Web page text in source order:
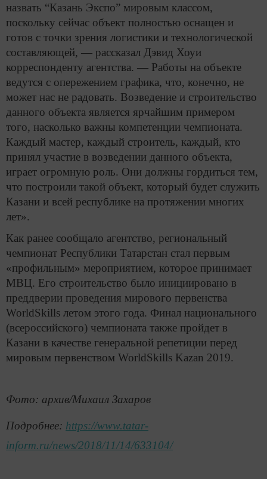
назвать “Казань Экспо” мировым классом,
поскольку сейчас объект полностью оснащен и
готов с точки зрения логистики и технологической
составляющей, — рассказал Дэвид Хоуи
корреспонденту агентства. — Работы на объекте
ведутся с опережением графика, что, конечно, не
может нас не радовать. Возведение и строительство
данного объекта является ярчайшим примером
того, насколько важны компетенции чемпионата.
Каждый мастер, каждый строитель, каждый, кто
принял участие в возведении данного объекта,
играет огромную роль. Они должны гордиться тем,
что построили такой объект, который будет служить
Казани и всей республике на протяжении многих
лет».
Как ранее сообщало агентство, региональный
чемпионат Республики Татарстан стал первым
«профильным» мероприятием, которое принимает
МВЦ. Его строительство было инициировано в
преддверии проведения мирового первенства
WorldSkills летом этого года. Финал национального
(всероссийского) чемпионата также пройдет в
Казани в качестве генеральной репетиции перед
мировым первенством WorldSkills Kazan 2019.
Фото: архив/Михаил Захаров
Подробнее: https://www.tatar-
inform.ru/news/2018/11/14/633104/